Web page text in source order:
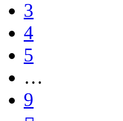
3
4
5
…
9